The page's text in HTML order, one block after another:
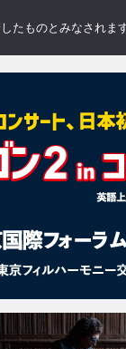
たものとみなされます